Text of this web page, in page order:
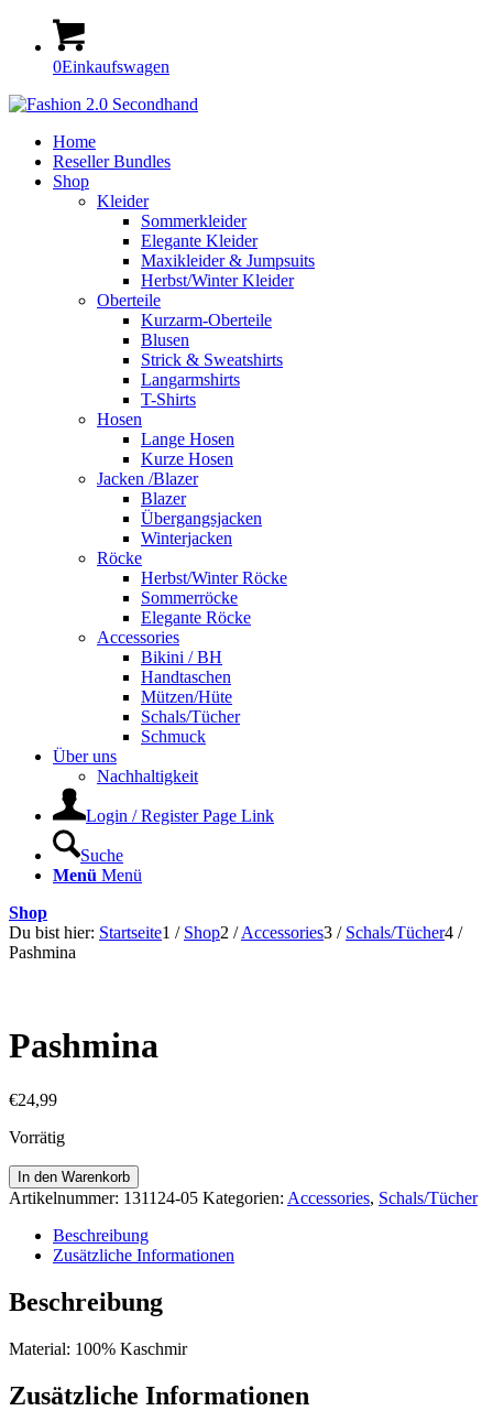
0Einkaufswagen
Home
Reseller Bundles
Shop
Kleider
Sommerkleider
Elegante Kleider
Maxikleider & Jumpsuits
Herbst/Winter Kleider
Oberteile
Kurzarm-Oberteile
Blusen
Strick & Sweatshirts
Langarmshirts
T-Shirts
Hosen
Lange Hosen
Kurze Hosen
Jacken /Blazer
Blazer
Übergangsjacken
Winterjacken
Röcke
Herbst/Winter Röcke
Sommerröcke
Elegante Röcke
Accessories
Bikini / BH
Handtaschen
Mützen/Hüte
Schals/Tücher
Schmuck
Über uns
Nachhaltigkeit
Login / Register Page Link
Suche
Menü Menü
Shop
Du bist hier: Startseite1 / Shop2 / Accessories3 / Schals/Tücher4 /
Pashmina
Pashmina
€24,99
Vorrätig
Pashmina
Menge
In den Warenkorb
Artikelnummer: 131124-05 Kategorien: Accessories, Schals/Tücher
Beschreibung
Zusätzliche Informationen
Beschreibung
Material: 100% Kaschmir
Zusätzliche Informationen